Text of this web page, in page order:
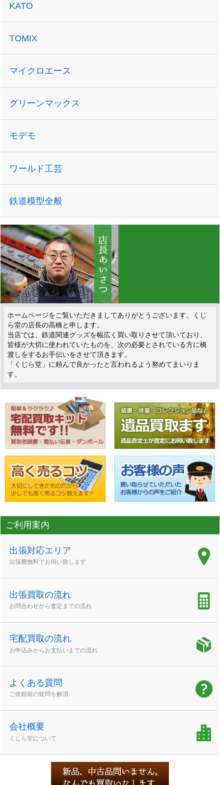
KATO
TOMIX
マイクロエース
グリーンマックス
モデモ
ワールド工芸
鉄道模型全般
ホームページをご覧いただきましてありがとうございます。くじ
ら堂の店長の高橋と申します。
当店では、鉄道関連グッズを幅広く買い取りさせて頂いており、
皆様が大切に使われていたものを、次の必要とされている方に橋
渡しをするお手伝いをさせて頂きます。
「くじら堂」に頼んで良かったと言われるよう努めてまいりま
す。
ご利用案内
出張対応エリア
出張費無料でお伺い致します
出張買取の流れ
お問合わせから査定までの流れ
宅配買取の流れ
お申込みからお支払いまでの流れ
よくある質問
ご依頼前の疑問を解消
会社概要
くじら堂について